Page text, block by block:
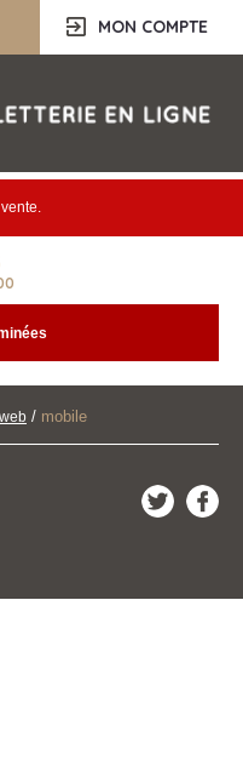
MON COMPTE
web / mobile